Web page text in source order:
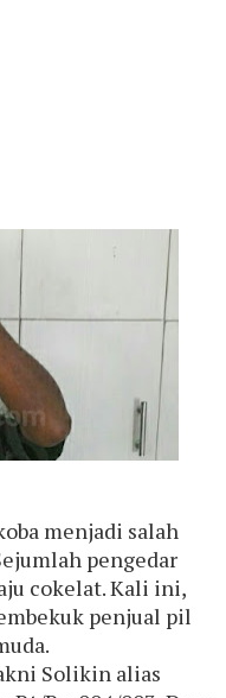
menjadi salah
pengedar
cokelat. Kali ini,
penjual pil
Solikin alias